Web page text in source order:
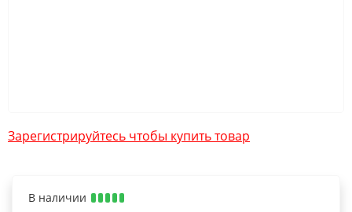
Зарегистрируйтесь чтобы купить товар
В наличии